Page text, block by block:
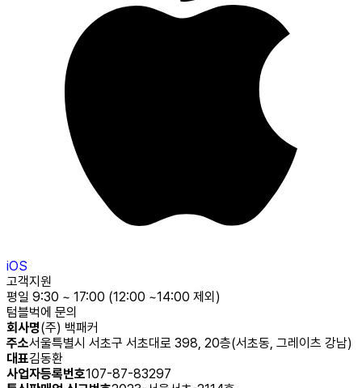
iOS
고객지원
평일 9:30 ~ 17:00 (12:00 ~14:00 제외)
텀블벅에 문의
회사명(주) 백패커
주소서울특별시 서초구 서초대로 398, 20층(서초동, 그레이츠 강남)
대표김동환
사업자등록번호107-87-83297